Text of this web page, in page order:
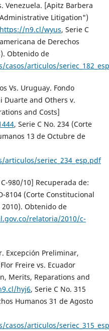
Venezuela. [Apitz Barbera
Litigation")
https://n9.cl/wyus, Serie C
de Derechos
Obtenido de
articulos/
Vs. Uruguay. Fondo
Duarte and Others v.
and Costs]
, Serie C No. 234 (Corte
13 de Octubre de
seriec_234_esp.pdf
980/10] Recuperada de:
8104 (Corte Constitucional
Obtenido de
relatoria/2010/c-
Excepción Preliminar,
Freire vs. Ecuador
Merits, Reparations and
hyj6, Serie C No. 315
Humanos 31 de Agosto
articulos/